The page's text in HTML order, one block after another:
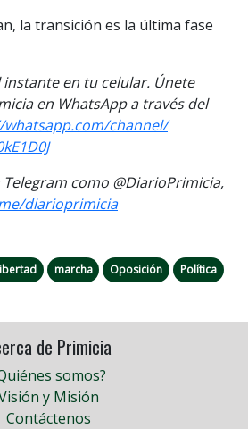
la transición es la última fase
instante en tu celular. Únete
en WhatsApp a través del
whatsapp.com/channel/
como @DiarioPrimicia,
diarioprimicia
marcha Oposición
Política
de Primicia
somos?
y Misión
Contáctenos